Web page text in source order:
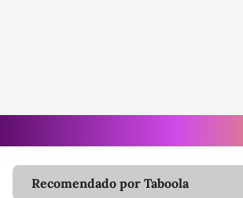
Recomendado por Taboola